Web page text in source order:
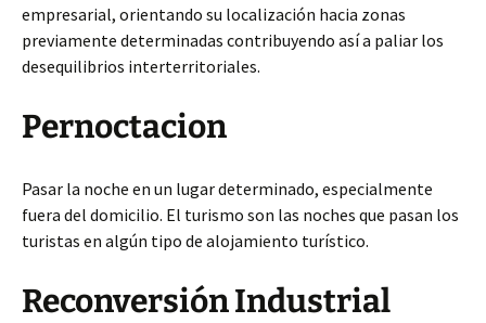
empresarial, orientando su localización hacia zonas
previamente determinadas contribuyendo así a paliar los
desequilibrios interterritoriales.
Pernoctacion
Pasar la noche en un lugar determinado, especialmente
fuera del domicilio. El turismo son las noches que pasan los
turistas en algún tipo de alojamiento turístico.
Reconversión Industrial